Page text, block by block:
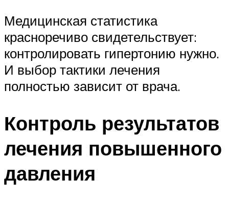
Медицинская статистика
красноречиво свидетельствует:
контролировать гипертонию нужно.
И выбор тактики лечения
полностью зависит от ­врача.
Контроль результатов
лечения повышенного
давления